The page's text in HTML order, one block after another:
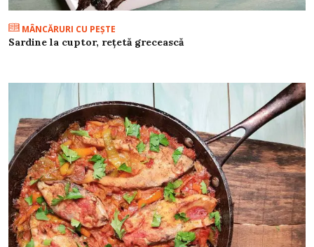
MÂNCĂRURI CU PEŞTE
Sardine la cuptor, rețetă grecească